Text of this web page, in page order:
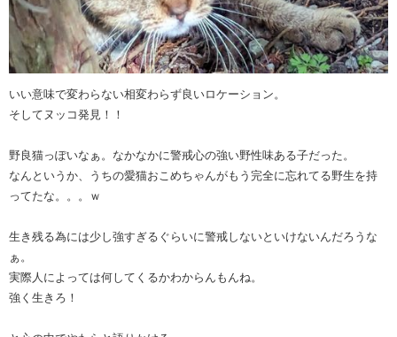
いい意味で変わらない相変わらず良いロケーション。
そしてヌッコ発見！！
野良猫っぽいなぁ。なかなかに警戒心の強い野性味ある子だった。
なんというか、うちの愛猫おこめちゃんがもう完全に忘れてる野生を持
ってたな。。。ｗ
生き残る為には少し強すぎるぐらいに警戒しないといけないんだろうな
ぁ。
実際人によっては何してくるかわからんもんね。
強く生きろ！